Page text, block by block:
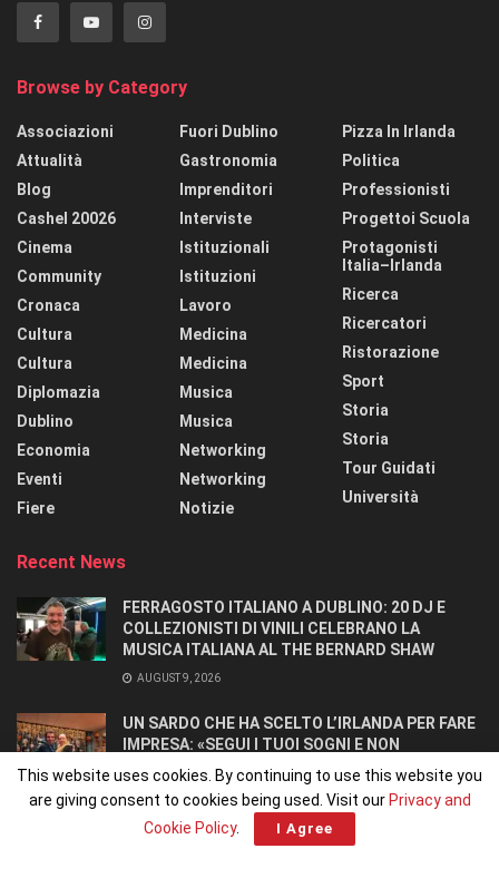
Browse by Category
Associazioni
Attualità
Blog
Cashel 20026
Cinema
Community
Cronaca
Cultura
Cultura
Diplomazia
Dublino
Economia
Eventi
Fiere
Fuori Dublino
Gastronomia
Imprenditori
Interviste
Istituzionali
Istituzioni
Lavoro
Medicina
Medicina
Musica
Musica
Networking
Networking
Notizie
Pizza In Irlanda
Politica
Professionisti
Progettoi Scuola
Protagonisti
Italia–Irlanda
Ricerca
Ricercatori
Ristorazione
Sport
Storia
Storia
Tour Guidati
Università
Recent News
FERRAGOSTO ITALIANO A DUBLINO: 20 DJ E
COLLEZIONISTI DI VINILI CELEBRANO LA
MUSICA ITALIANA AL THE BERNARD SHAW
AUGUST 9, 2026
UN SARDO CHE HA SCELTO L’IRLANDA PER FARE
IMPRESA: «SEGUI I TUOI SOGNI E NON
RINUNCIARCI». SI CONOSCONO IN UN OSTELLO.
AUGUST 8, 2026
This website uses cookies. By continuing to use this website you
are giving consent to cookies being used. Visit our Privacy and
Cookie Policy. I Agree